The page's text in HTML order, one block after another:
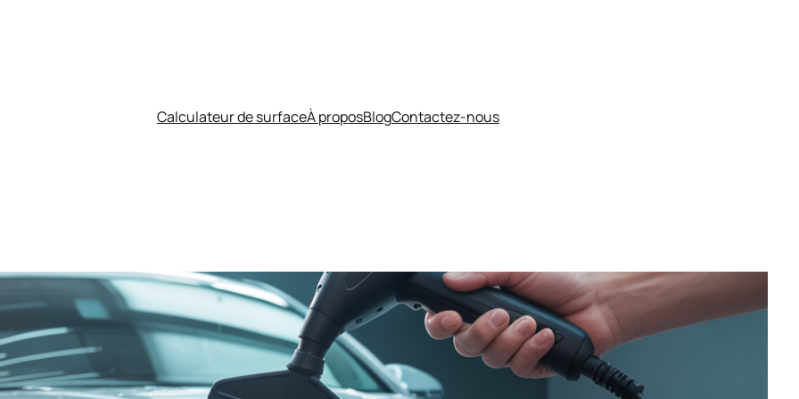
Calculateur de surfaceÀ proposBlogContactez-nous